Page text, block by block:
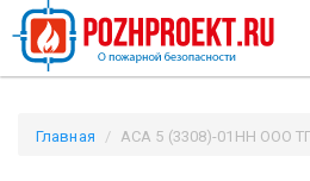
Главная
АСА 5 (3308)-01НН ООО